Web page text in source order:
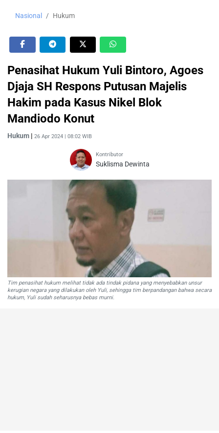
Nasional Hukum
Penasihat Hukum Yuli Bintoro, Agoes
Djaja SH Respons Putusan Majelis
Hakim pada Kasus Nikel Blok
Mandiodo Konut
Hukum | 26 Apr 2024 | 08:02 WIB
Kontributor
Suklisma Dewinta
Tim penasihat hukum melihat tidak ada tindak pidana yang menyebabkan unsur
kerugian negara yang dilakukan oleh Yuli, sehingga tim berpandangan bahwa secara
hukum, Yuli sudah seharusnya bebas murni.